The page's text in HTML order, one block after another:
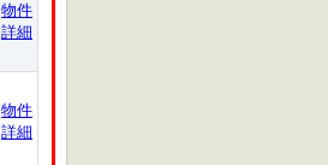
物件
詳細
物件
詳細